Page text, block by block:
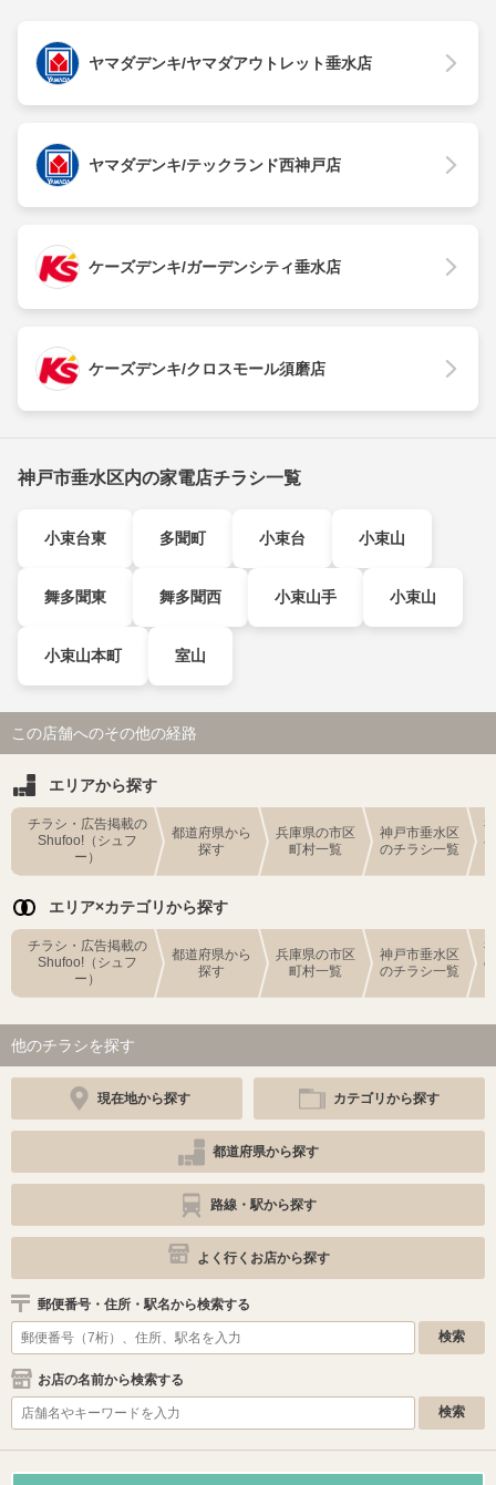
ヤマダデンキ/ヤマダアウトレット垂水店
ヤマダデンキ/テックランド西神戸店
ケーズデンキ/ガーデンシティ垂水店
ケーズデンキ/クロスモール須磨店
神戸市垂水区内の家電店チラシ一覧
小束台東 多聞町 小束台 小束山
舞多聞東 舞多聞西 小束山手 小束山
小束山本町 室山
この店舗へのその他の経路
エリアから探す
チラシ・広告掲載の
Shufoo!（シュフ
ー）
都道府県から
探す
兵庫県の市区
町村一覧
神戸市垂水区
のチラシ一覧
エリア×カテゴリから探す
チラシ・広告掲載の
Shufoo!（シュフ
ー）
都道府県から
探す
兵庫県の市区
町村一覧
神戸市垂水区
のチラシ一覧
他のチラシを探す
現在地から探す カテゴリから探す
都道府県から探す
路線・駅から探す
よく行くお店から探す
郵便番号・住所・駅名から検索する
お店の名前から検索する